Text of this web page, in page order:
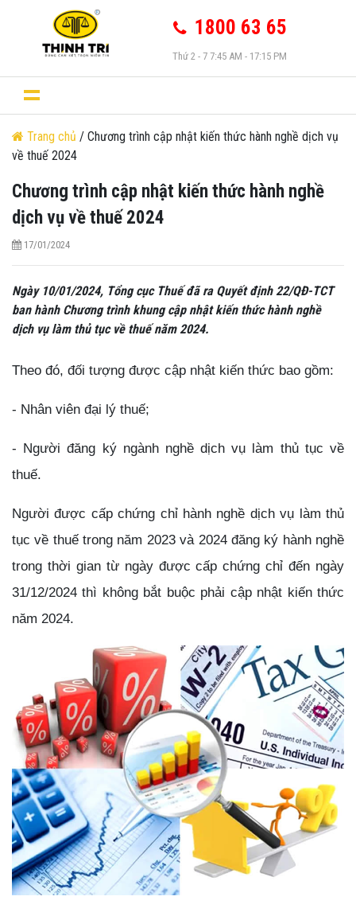
1800 63 65
Thứ 2 - 7 7:45 AM - 17:15 PM
Trang chủ / Chương trình cập nhật kiến thức hành nghề dịch vụ
về thuế 2024
Chương trình cập nhật kiến thức hành nghề
dịch vụ về thuế 2024
17/01/2024
Ngày 10/01/2024, Tổng cục Thuế đã ra Quyết định 22/QĐ-TCT
ban hành Chương trình khung cập nhật kiến thức hành nghề
dịch vụ làm thủ tục về thuế năm 2024.
Theo đó, đối tượng được cập nhật kiến thức bao gồm:
- Nhân viên đại lý thuế;
- Người đăng ký ngành nghề dịch vụ làm thủ tục về
thuế.
Người được cấp chứng chỉ hành nghề dịch vụ làm thủ
tục về thuế trong năm 2023 và 2024 đăng ký hành nghề
trong thời gian từ ngày được cấp chứng chỉ đến ngày
31/12/2024 thì không bắt buộc phải cập nhật kiến thức
năm 2024.